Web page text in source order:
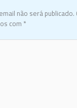
não será publicado.
com*